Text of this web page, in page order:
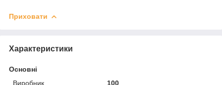
Приховати
Характеристики
Основні
Виробник
100